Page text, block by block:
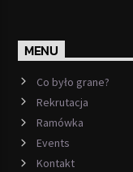
MENU
Co było grane?
Rekrutacja
Ramówka
Events
Kontakt